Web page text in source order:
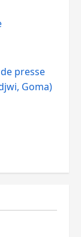
presse
Goma)